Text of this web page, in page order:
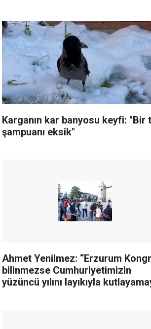
Karganın kar banyosu keyfi: "Bir
şampuanı eksik"
Ahmet Yenilmez: “Erzurum
bilinmezse Cumhuriyetimizin
yüzüncü yılını layıkıyla